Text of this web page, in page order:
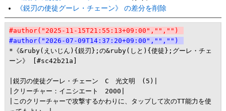
《鋭刃の使徒グーレ・チェーン》 の差分を削除
#author("2025-11-15T21:55:13+09:00","","")
#author("2026-07-09T14:37:20+09:00","","")
*《&ruby(えいじん){鋭刃};の&ruby(しと){使徒};グーレ・チェ
ーン》 [#sc42b21a]
|鋭刃の使徒グーレ・チェーン　C　光文明　(5)|
|クリーチャー：イニシエート　2000|
|このクリーチャーで攻撃するかわりに、タップして次のTT能力を使